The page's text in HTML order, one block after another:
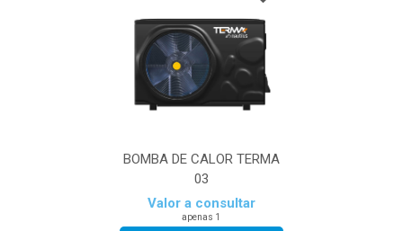
BOMBA DE CALOR TERMA
03
Valor a consultar
apenas 1